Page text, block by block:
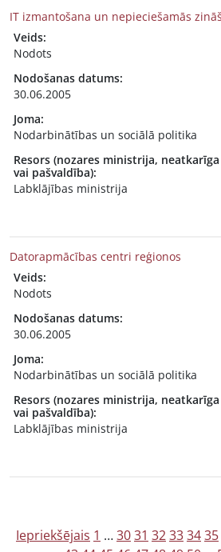
IT izmantošana un nepieciešamās
Veids:
Nodots
Nodošanas datums:
30.06.2005
Joma:
Nodarbinātības un sociālā politika
Resors (nozares ministrija,
vai pašvaldība):
Labklājības ministrija
Datorapmācības centri reģionos
Veids:
Nodots
Nodošanas datums:
30.06.2005
Joma:
Nodarbinātības un sociālā politika
Resors (nozares ministrija,
vai pašvaldība):
Labklājības ministrija
ZIepriekšējais 1 …3031 32333435